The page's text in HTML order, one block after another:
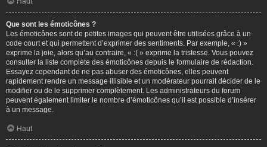
Que sont les émoticônes ?
Les émoticônes sont de petites images qui peuvent être utilisées grâce à un
code court et qui permettent d’exprimer des sentiments. Par exemple, « :) »
exprime la joie, alors qu’au contraire, « :( » exprime la tristesse. Vous pouvez
consulter la liste complète des émoticônes depuis le formulaire de rédaction.
Essayez cependant de ne pas abuser des émoticônes, elles peuvent
rapidement rendre un message illisible et un modérateur pourrait décider de le
modifier ou de le supprimer complètement. Les administrateurs du forum
peuvent également limiter le nombre d’émoticônes qu’il est possible d’insérer
à un message.
Haut